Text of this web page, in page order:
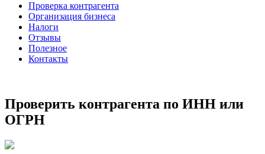
Проверка контрагента
Организация бизнеса
Налоги
Отзывы
Полезное
Контакты
Проверить контрагента по ИНН или
ОГРН